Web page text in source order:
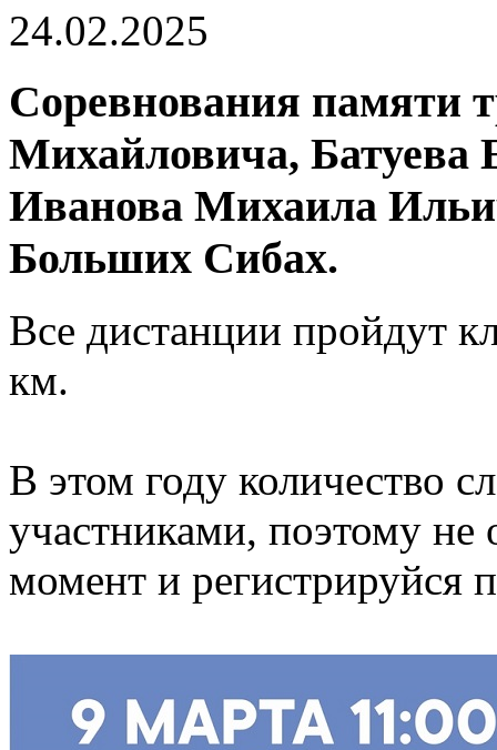
24.02.2025
Соревнования памяти
Михайловича, Батуева
Иванова Михаила
Больших Сибах.
Все дистанции пройдут
км.
В этом году количество
участниками, поэтому не
момент и регистрируйся